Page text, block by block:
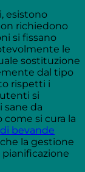
esistono
richiedono
si fissano
le
sostituzione
dal tipo
rispetti i
si
sane da
si cura la
bevande
la gestione